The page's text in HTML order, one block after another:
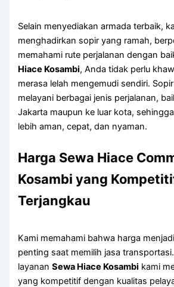
Selain menyediakan armada terbaik,
menghadirkan sopir yang ramah,
memahami rute perjalanan dengan
Hiace Kosambi, Anda tidak perlu
merasa lelah mengemudi sendiri.
melayani berbagai jenis perjalanan,
Jakarta maupun ke luar kota,
lebih aman, cepat, dan nyaman.
Harga Sewa Hiace
Kosambi yang
Terjangkau
Kami memahami bahwa harga
penting saat memilih jasa
layananSewa Hiace Kosambi kami
yang kompetitif dengan kualitas